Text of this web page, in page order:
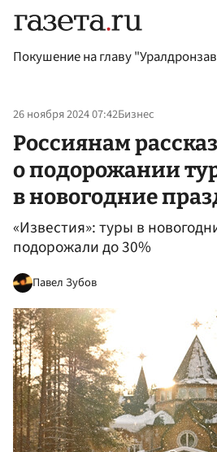
Покушение на главу
26 ноября 2024 07:42Бизнес
Россиянам
о подорожании
в новогодние
«Известия»: туры в
подорожали до 30%
Павел Зубов